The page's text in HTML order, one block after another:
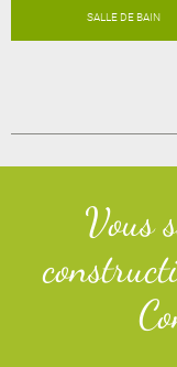
SALLE DE BAIN
Vous